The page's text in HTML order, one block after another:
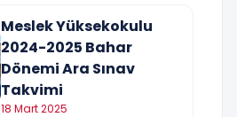
Meslek Yüksekokulu
2024-2025 Bahar
Dönemi Ara Sınav
Takvimi
18 Mart 2025